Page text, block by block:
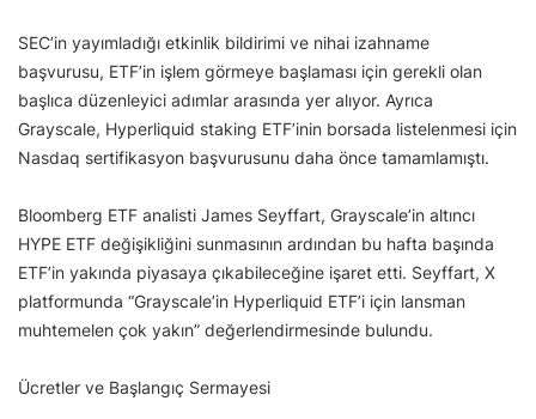
SEC’in yayımladığı etkinlik bildirimi ve nihai izahname
başvurusu, ETF’in işlem görmeye başlaması için gerekli olan
başlıca düzenleyici adımlar arasında yer alıyor. Ayrıca
Grayscale, Hyperliquid staking ETF’inin borsada listelenmesi için
Nasdaq sertifikasyon başvurusunu daha önce tamamlamıştı.
Bloomberg ETF analisti James Seyffart, Grayscale’in altıncı
HYPE ETF değişikliğini sunmasının ardından bu hafta başında
ETF’in yakında piyasaya çıkabileceğine işaret etti. Seyffart, X
platformunda “Grayscale’in Hyperliquid ETF’i için lansman
muhtemelen çok yakın” değerlendirmesinde bulundu.
Ücretler ve Başlangıç Sermayesi